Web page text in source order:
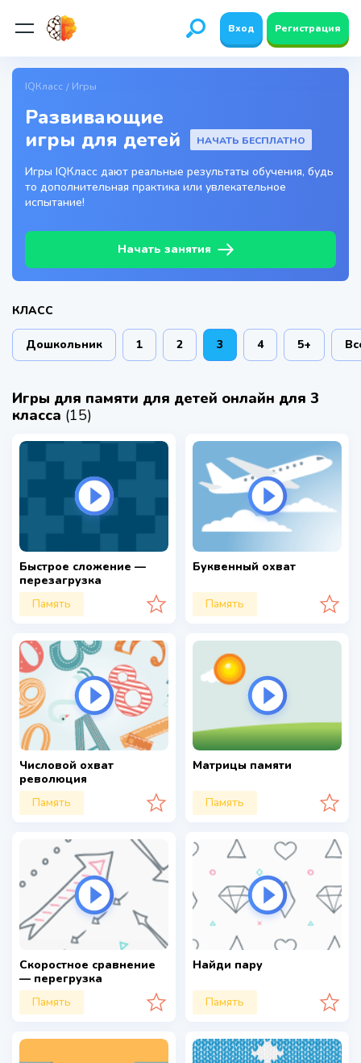
Вход Регистрация
IQКласс Игры
Развивающие
игры для детей
НАЧАТЬ БЕСПЛАТНО
Игры IQКласс дают реальные результаты обучения, будь
то дополнительная практика или увлекательное
испытание!
Начать занятия
КЛАСС
Дошкольник 1 2 3 4 5+
Игры для памяти для детей онлайн для 3
класса (15)
Быстрое сложение —
перезагрузка
Память
Буквенный охват
Память
Числовой охват
революция
Память
Матрицы памяти
Память
Скоростное сравнение
— перегрузка
Память
Найди пару
Память